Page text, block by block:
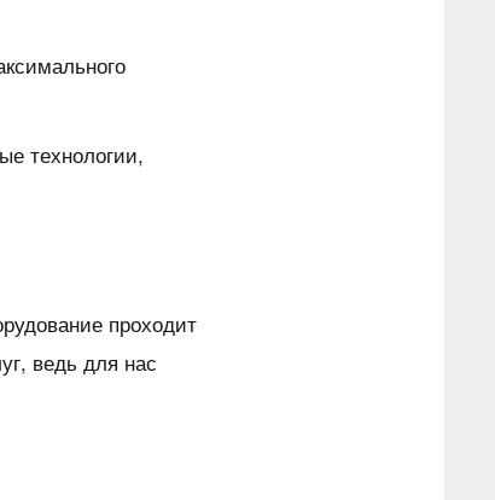
технологии,
проходит
ведь для нас